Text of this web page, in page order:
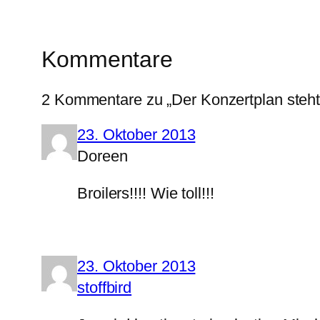
Kommentare
2 Kommentare zu „Der Konzertplan
23. Oktober 2013
Doreen
Broilers!!!! Wie toll!!!
23. Oktober 2013
stoffbird